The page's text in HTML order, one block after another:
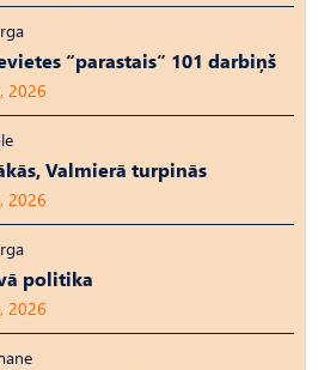
“parastais” 101 darbiņš
2026
Valmierā turpinās
2026
politika
2026